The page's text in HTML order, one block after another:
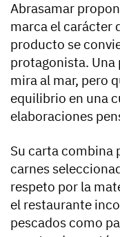
Abrasamar
marca el carácter
producto se
protagonista.
mira al mar, pero
equilibrio en una
elaboraciones
Su carta combina
carnes
respeto por la
el restaurante
pescados como